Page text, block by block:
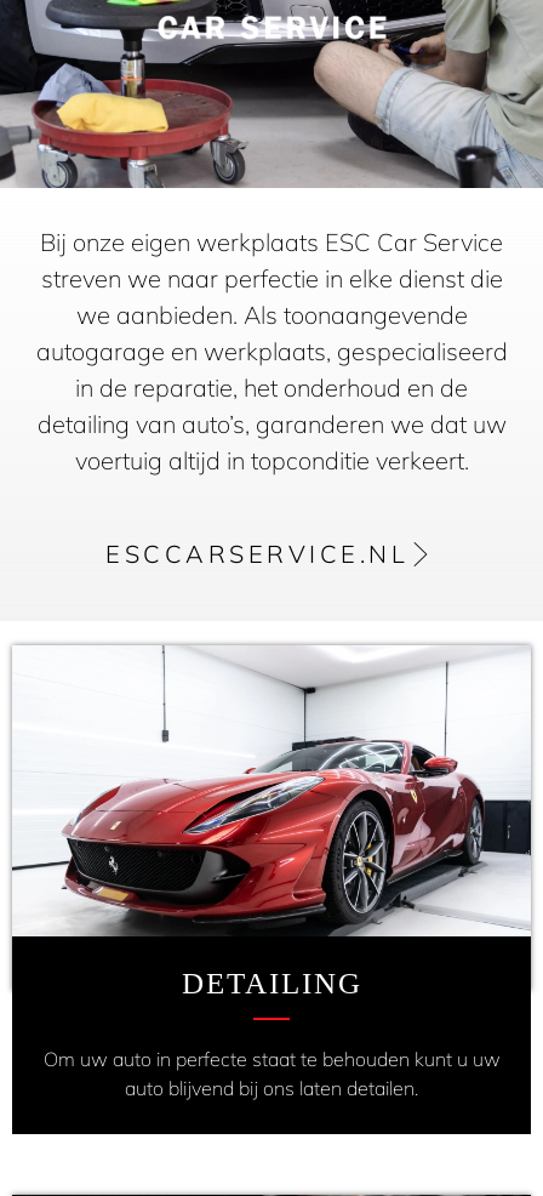
Bij onze eigen werkplaats ESC Car Service
streven we naar perfectie in elke dienst die
we aanbieden. Als toonaangevende
autogarage en werkplaats, gespecialiseerd
in de reparatie, het onderhoud en de
detailing van auto’s, garanderen we dat uw
voertuig altijd in topconditie verkeert.
ESCCARSERVICE.NL
DETAILING
Om uw auto in perfecte staat te behouden kunt u uw
auto blijvend bij ons laten detailen.